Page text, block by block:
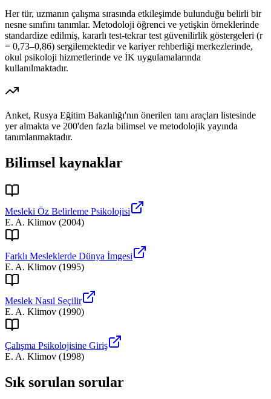
Her tür, uzmanın çalışma sırasında etkileşimde bulunduğu belirli bir
nesne sınıfını tanımlar. Metodoloji öğrenci ve yetişkin örneklerinde
standardize edilmiş, kararlı test-tekrar test güvenilirlik göstergeleri (r
= 0,73–0,86) sergilemektedir ve kariyer rehberliği merkezlerinde,
okul psikoloji hizmetlerinde ve İK uygulamalarında
kullanılmaktadır.
Anket, Rusya Eğitim Bakanlığı'nın önerilen tanı araçları listesinde
yer almakta ve 200'den fazla bilimsel ve metodolojik yayında
tanımlanmaktadır.
Bilimsel kaynaklar
Mesleki Öz Belirleme Psikolojisi
E. A. Klimov (2004)
Farklı Mesleklerde Dünya İmgesi
E. A. Klimov (1995)
Meslek Nasıl Seçilir
E. A. Klimov (1990)
Çalışma Psikolojisine Giriş
E. A. Klimov (1998)
Sık sorulan sorular